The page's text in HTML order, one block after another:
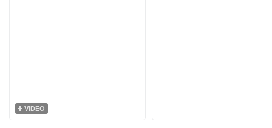
VIDEO